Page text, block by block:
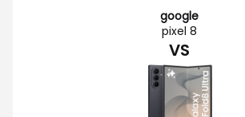
google
pixel 8
VS